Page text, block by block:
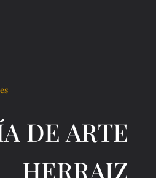
DE ARTE
HERRAIZ